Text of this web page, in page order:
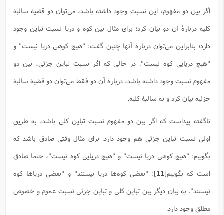
اگر بین دو مفهوم، این نسبت وجود داشته باشد، می‌توان دو قضیۀ سالبۀ
کلیه دربارۀ آن دو بیان کرد؛ برای مثال بین کوه و دریا نسبت تباین وجود
دارد؛ بنابراین می‌توان دربارۀ آنها چنین گفت: "هیچ کوهی دریا نیست" و
"هیچ دریایی کوه نیست". در حالی که اگر نسبت تباین جزئی، بین دو
مفهوم نسبت وجود داشته باشد، دربارۀ آن دو فقط می‌توان دو قضیۀ سالبۀ
جزئیه بیان کرد و نه سالبۀ کلیه.
ناگفته پیداست که اگر بین دو مفهوم نسبت تباین کلی باشد، به طریق
اولی نسبت تباین جزئی هم وجود دارد. برای مثال وقتی صادق باشد که
بگوییم: "هیچ کوهی دریا نیست" و "هیچ دریایی کوه نیست"، حتما صادق
است که بگوییم[11]
: "بعضی کوه‌ها دریا نیستند" و "بعضی دریاها کوه
نیستند". به بیان دیگر بین تباین کلی و تباین جزئی نسبت عموم و خصوص
مطلق وجود دارد.